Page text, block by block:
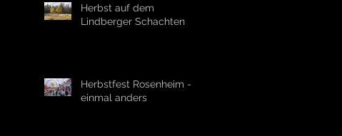
Herbst auf dem
Lindberger Schachten
Herbstfest Rosenheim -
einmal anders